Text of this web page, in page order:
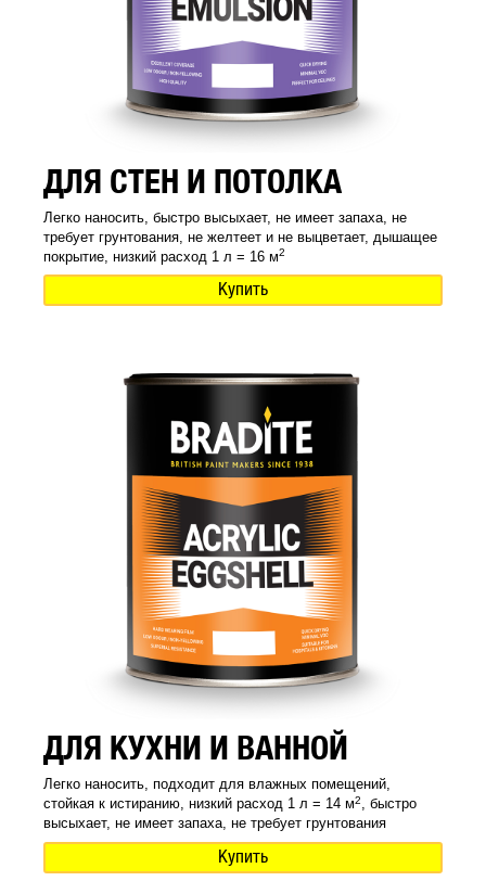
ДЛЯ СТЕН И ПОТОЛКА
Легко наносить, быстро высыхает, не имеет запаха, не
требует грунтования, не желтеет и не выцветает, дышащее
покрытие, низкий расход 1 л = 16 м2
Купить
ДЛЯ КУХНИ И ВАННОЙ
Легко наносить, подходит для влажных помещений,
стойкая к истиранию, низкий расход 1 л = 14 м2, быстро
высыхает, не имеет запаха, не требует грунтования
Купить